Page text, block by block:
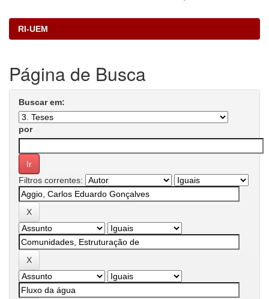
RI-UEM
Página de Busca
Buscar em:
por
Filtros correntes: